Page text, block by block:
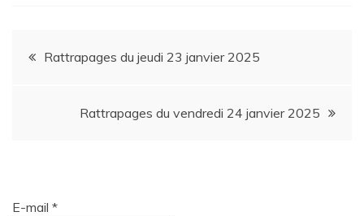
Navigation
Rattrapages du jeudi 23 janvier 2025
Rattrapages du vendredi 24 janvier 2025
E-mail *